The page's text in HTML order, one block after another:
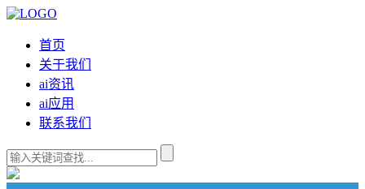
首页
关于我们
ai资讯
ai应用
联系我们